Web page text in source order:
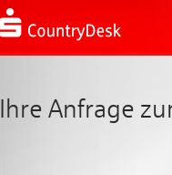
Ihre Anfrage